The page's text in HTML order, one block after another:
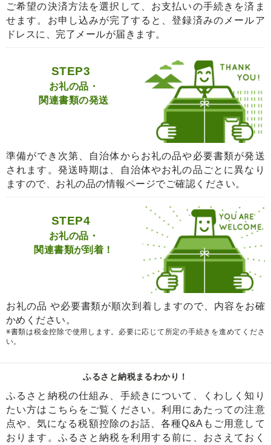
ご希望の決済方法を選択して、お支払いの手続きを済ま
せます。お申し込みが完了すると、登録済みのメールア
ドレスに、完了メールが届きます。
STEP3
お礼の品・
関連書類の発送
準備ができ次第、自治体からお礼の品や必要書類が発送
されます。発送時期は、自治体やお礼の品ごとに異なり
ますので、お礼の品の情報ページでご確認ください。
STEP4
お礼の品・
関連書類が到着！
お礼の品 や必要書類が順次到着しますので、内容をお確
かめください。
※書類は税金控除で使用します。必要に応じて所定の手続きを進めてくださ
い。
ふるさと納税まるわかり！
ふるさと納税の仕組み、手続きについて、くわしく知り
たい方はこちらをご覧ください。利用にあたっての注意
点や、気になる税額控除のお話、各種Q&Aもご用意して
おります。ふるさと納税を利用する前に、おさえておく